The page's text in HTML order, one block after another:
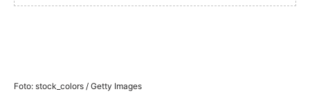
Foto: stock_colors / Getty Images